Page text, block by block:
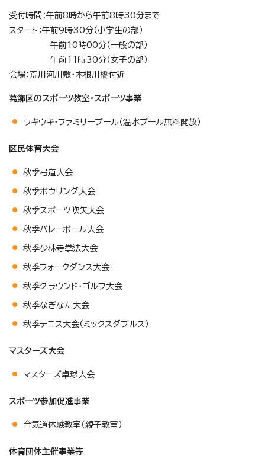
受付時間：午前8時から午前8時30分まで
スタート：午前9時30分（小学生の部）
午前10時00分（一般の部）
午前11時30分（女子の部）
会場：荒川河川敷・木根川橋付近
葛飾区のスポーツ教室・スポーツ事業
ウキウキ・ファミリープール（温水プール無料開放）
区民体育大会
秋季弓道大会
秋季ボウリング大会
秋季スポーツ吹矢大会
秋季バレーボール大会
秋季少林寺拳法大会
秋季フォークダンス大会
秋季グラウンド・ゴルフ大会
秋季なぎなた大会
秋季テニス大会（ミックスダブルス）
マスターズ大会
マスターズ卓球大会
スポーツ参加促進事業
合気道体験教室（親子教室）
体育団体主催事業等